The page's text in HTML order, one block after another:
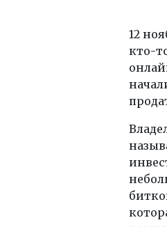
12
кто-